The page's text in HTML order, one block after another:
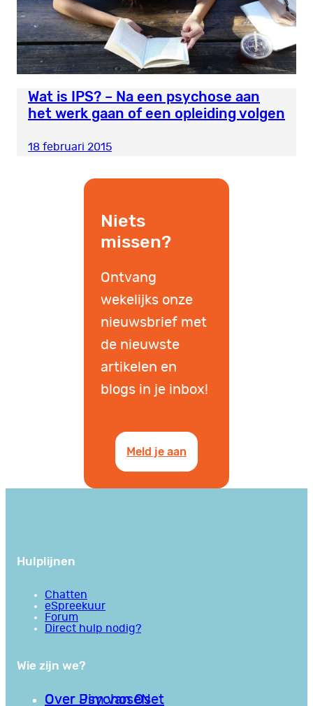
Wat is IPS? – Na een psychose aan
het werk gaan of een opleiding volgen
18 februari 2015
Niets
missen?
Ontvang
wekelijks onze
nieuwsbrief met
de nieuwste
artikelen en
blogs in je inbox!
Meld je aan
Hulplijnen
Chatten
eSpreekuur
Forum
Direct hulp nodig?
Wie zijn we?
Over PsychoseNet
Over Jim van Os